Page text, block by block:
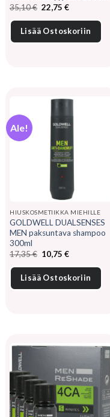
35,10€ Alkuperäinen
hinta
oli:
35,10 €.
22,75€Nykyinen
on:
22,75 €.
Lisää Ostoskoriin
Ale!
HIUSKOSMETIIKKA MIEHILLE
GOLDWELL DUALSENSES
MEN paksuntava shampoo
300ml
17,35€ Alkuperäinen
hinta
oli:
17,35 €.
10,75€Nykyinen
on:
10,75 €.
Lisää Ostoskoriin